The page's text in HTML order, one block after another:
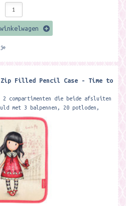
Zip Filled Pencil Case - Time to
compartimenten die beide afsluiten
met 3 balpennen, 20 potloden,